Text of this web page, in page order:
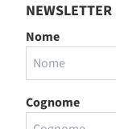
NEWSLETTER
Nome
Cognome